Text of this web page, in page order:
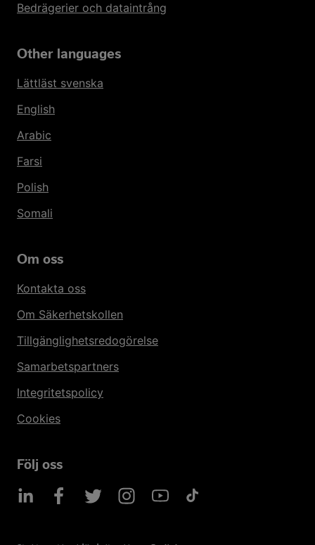
Bedrägerier och dataintrång
Other languages
Lättläst svenska
English
Arabic
Farsi
Polish
Somali
Om oss
Kontakta oss
Om Säkerhetskollen
Tillgänglighetsredogörelse
Samarbetspartners
Integritetspolicy
Cookies
Följ oss